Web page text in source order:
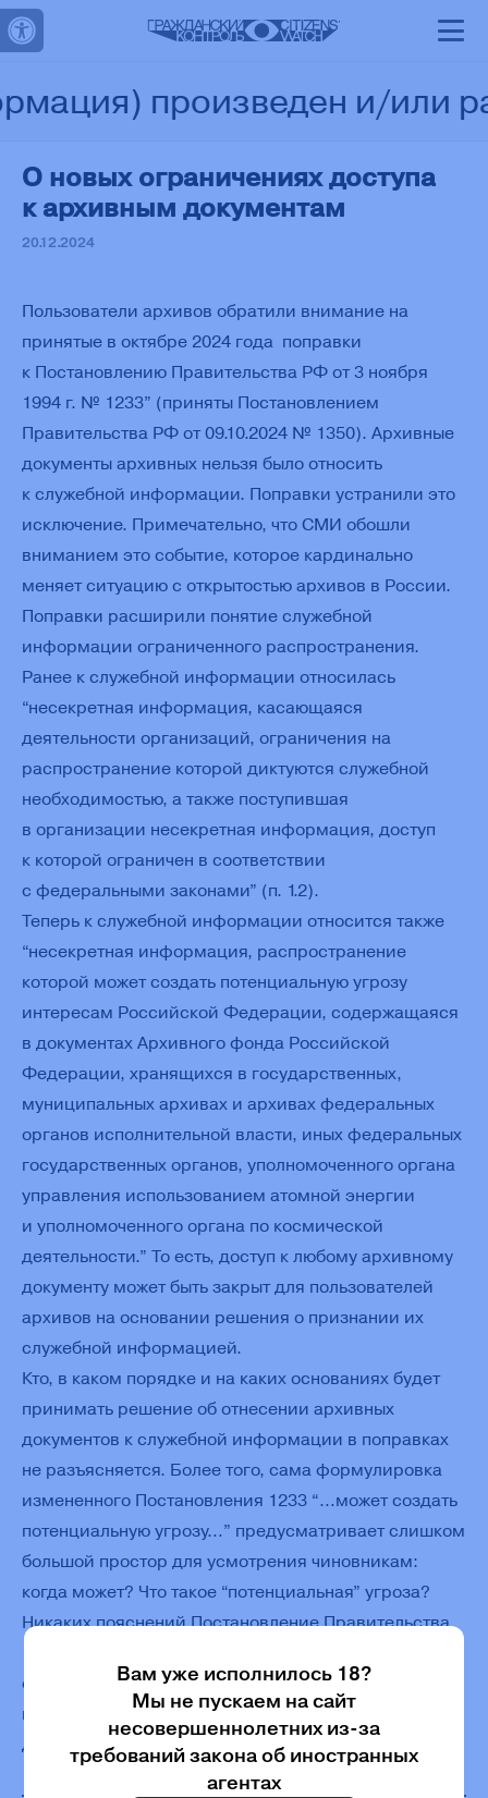
Открыть панель инструментов
Вам уже исполнилось 18?
Мы не пускаем на сайт
несовершеннолетних из-за
требований закона об иностранных
агентах
О
нас
Проекты МатериалыКонтакты
Поддержать
произведен и/или
О новых ограничениях доступа
к архивным документам
20.12.2024
Пользователи архивов обратили внимание на
принятые в октябре 2024 года поправки
к Постановлению Правительства РФ от 3 ноября
1994 г. № 1233” (приняты Постановлением
Правительства РФ от 09.10.2024 № 1350). Архивные
документы архивных нельзя было относить
к служебной информации. Поправки устранили это
исключение. Примечательно, что СМИ обошли
вниманием это событие, которое кардинально
меняет ситуацию с открытостью архивов в России.
Поправки расширили понятие служебной
информации ограниченного распространения.
Ранее к служебной информации относилась
“несекретная информация, касающаяся
деятельности организаций, ограничения на
распространение которой диктуются служебной
необходимостью, а также поступившая
в организации несекретная информация, доступ
к которой ограничен в соответствии
с федеральными законами” (п. 1.2).
Теперь к служебной информации относится также
“несекретная информация, распространение
которой может создать потенциальную угрозу
интересам Российской Федерации, содержащаяся
в документах Архивного фонда Российской
Федерации, хранящихся в государственных,
муниципальных архивах и архивах федеральных
органов исполнительной власти, иных федеральных
государственных органов, уполномоченного органа
управления использованием атомной энергии
и уполномоченного органа по космической
деятельности.” То есть, доступ к любому архивному
документу может быть закрыт для пользователей
архивов на основании решения о признании их
служебной информацией.
Кто, в каком порядке и на каких основаниях будет
принимать решение об отнесении архивных
документов к служебной информации в поправках
не разъясняется. Более того, сама формулировка
измененного Постановления 1233 “…может создать
потенциальную угрозу…” предусматривает слишком
большой простор для усмотрения чиновникам:
когда может? Что такое “потенциальная” угроза?
Никаких пояснений Постановление Правительства
огромный простор для злоупотреблений
и нарушения права на доступ к архивным
документам.